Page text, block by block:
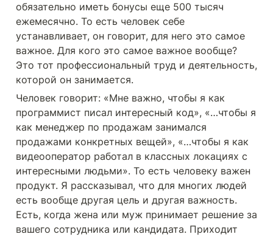
обязательно иметь бонусы еще 500 тысяч
ежемесячно. То есть человек себе
устанавливает, он говорит, для него это самое
важное. Для кого это самое важное вообще?
Это тот профессиональный труд и деятельность,
которой он занимается.
Человек говорит: «Мне важно, чтобы я как
программист писал интересный код», «…чтобы я
как менеджер по продажам занимался
продажами конкретных вещей», «…чтобы я как
видеооператор работал в классных локациях с
интересными людьми». То есть человеку важен
продукт. Я рассказывал, что для многих людей
есть вообще другая цель и другая важность.
Есть, когда жена или муж принимает решение за
вашего сотрудника или кандидата. Приходит